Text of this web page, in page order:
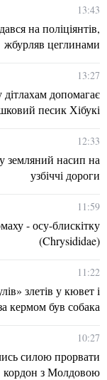
13:43
на поліціянтів,
жбурляв цеглинами
13:27
допомагає
песик Хібукі
12:33
земляний насип на
узбіччі дороги
11:59
- осу-блискітку
(Chrysididae)
11:22
злетів у кювет і
кермом був собака
10:27
силою прорвати
кордон з Молдовою